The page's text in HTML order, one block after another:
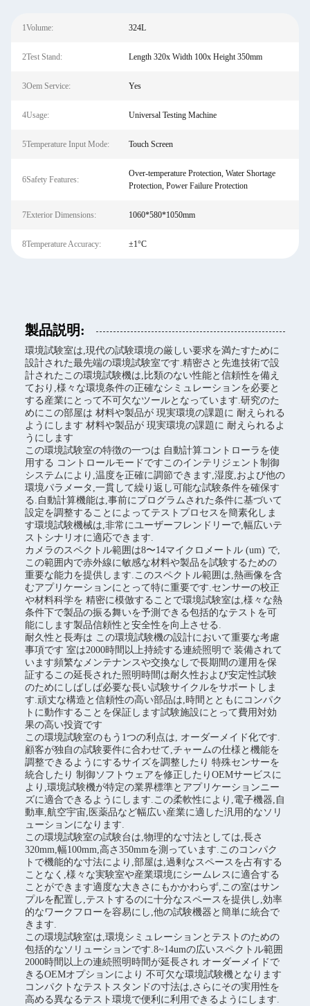
1Volume: 324L
2Test Stand: Length 320x Width 100x Height 350mm
3Oem Service: Yes
4Usage: Universal Testing Machine
5Temperature Input Mode: Touch Screen
6Safety Features:
Over-temperature Protection, Water Shortage
Protection, Power Failure Protection
7Exterior Dimensions: 1060*580*1050mm
8Temperature Accuracy: ±1°C
製品説明:
環境試験室は,現代の試験環境の厳しい要求を満たすために
設計された最先端の環境試験室です.精密さと先進技術で設
計されたこの環境試験機は,比類のない性能と信頼性を備え
ており,様々な環境条件の正確なシミュレーションを必要と
する産業にとって不可欠なツールとなっています.研究のた
めにこの部屋は 材料や製品が 現実環境の課題に 耐えられる
ようにします 材料や製品が 現実環境の課題に 耐えられるよ
うにします
この環境試験室の特徴の一つは 自動計算コントローラを使
用する コントロールモードですこのインテリジェント制御
システムにより,温度を正確に調節できます,湿度,および他の
環境パラメータ,一貫して繰り返し可能な試験条件を確保す
る.自動計算機能は,事前にプログラムされた条件に基づいて
設定を調整することによってテストプロセスを簡素化しま
す環境試験機械は,非常にユーザーフレンドリーで,幅広いテ
ストシナリオに適応できます.
カメラのスペクトル範囲は8〜14マイクロメートル (um) で,
この範囲内で赤外線に敏感な材料や製品を試験するための
重要な能力を提供します.このスペクトル範囲は,熱画像を含
むアプリケーションにとって特に重要です.センサーの校正
や材料科学を 精密に模倣することで環境試験室は,様々な熱
条件下で製品の振る舞いを予測できる包括的なテストを可
能にします製品信頼性と安全性を向上させる.
耐久性と長寿は この環境試験機の設計において重要な考慮
事項です 室は2000時間以上持続する連続照明で 装備されて
います頻繁なメンテナンスや交換なしで長期間の運用を保
証するこの延長された照明時間は耐久性および安定性試験
のためにしばしば必要な長い試験サイクルをサポートしま
す.頑丈な構造と信頼性の高い部品は,時間とともにコンパク
トに動作することを保証します試験施設にとって費用対効
果の高い投資です
この環境試験室のもう1つの利点は, オーダーメイド化です.
顧客が独自の試験要件に合わせて,チャームの仕様と機能を
調整できるようにするサイズを調整したり 特殊センサーを
統合したり 制御ソフトウェアを修正したりOEMサービスに
より,環境試験機が特定の業界標準とアプリケーションニー
ズに適合できるようにします.この柔軟性により,電子機器,自
動車,航空宇宙,医薬品など幅広い産業に適した汎用的なソリ
ューションになります.
この環境試験室の試験台は,物理的な寸法としては,長さ
320mm,幅100mm,高さ350mmを測っています.このコンパク
トで機能的な寸法により,部屋は,過剰なスペースを占有する
ことなく,様々な実験室や産業環境にシームレスに適合する
ことができます適度な大きさにもかかわらず,この室はサン
プルを配置し,テストするのに十分なスペースを提供し,効率
的なワークフローを容易にし,他の試験機器と簡単に統合で
きます.
この環境試験室は,環境シミュレーションとテストのための
包括的なソリューションです.8~14umの広いスペクトル範囲
2000時間以上の連続照明時間が延長され オーダーメイドで
きるOEMオプションにより 不可欠な環境試験機となります
コンパクトなテストスタンドの寸法は,さらにその実用性を
高める異なるテスト環境で便利に利用できるようにします.